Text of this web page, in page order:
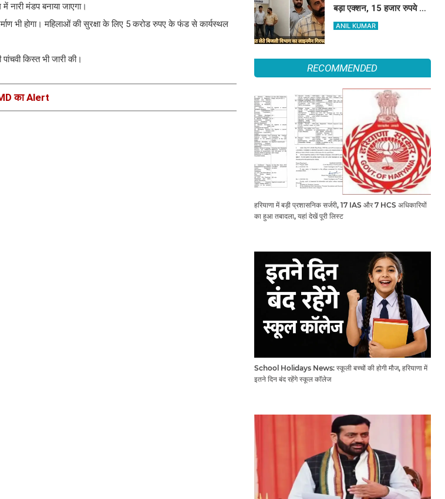
मंडप बनाया जाएगा।
भी होगा। महिलाओं की सुरक्षा के लिए 5 करोड रुपए के फंड से कार्यस्थल
किस्त भी जारी की।
का Alert
बड़ा एक्शन, 15 हजार रुपये की
रिश्वत लेते बिजली निगम का
ANIL KUMAR
RECOMMENDED
हरियाणा में बड़ी प्रशासनिक सर्जरी, 17 IAS और 7 HCS अधिकारियों
का हुआ तबादला, यहां देखें पूरी लिस्ट
School Holidays News: स्कूली बच्चों की होगी मौज, हरियाणा में
इतने दिन बंद रहेंगे स्कूल कॉलेज